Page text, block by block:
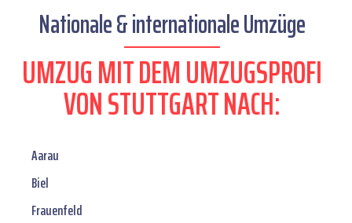
Nationale & internationale Umzüge
UMZUG MIT DEM UMZUGSPROFI
VON STUTTGART NACH:
Aarau
Biel
Frauenfeld